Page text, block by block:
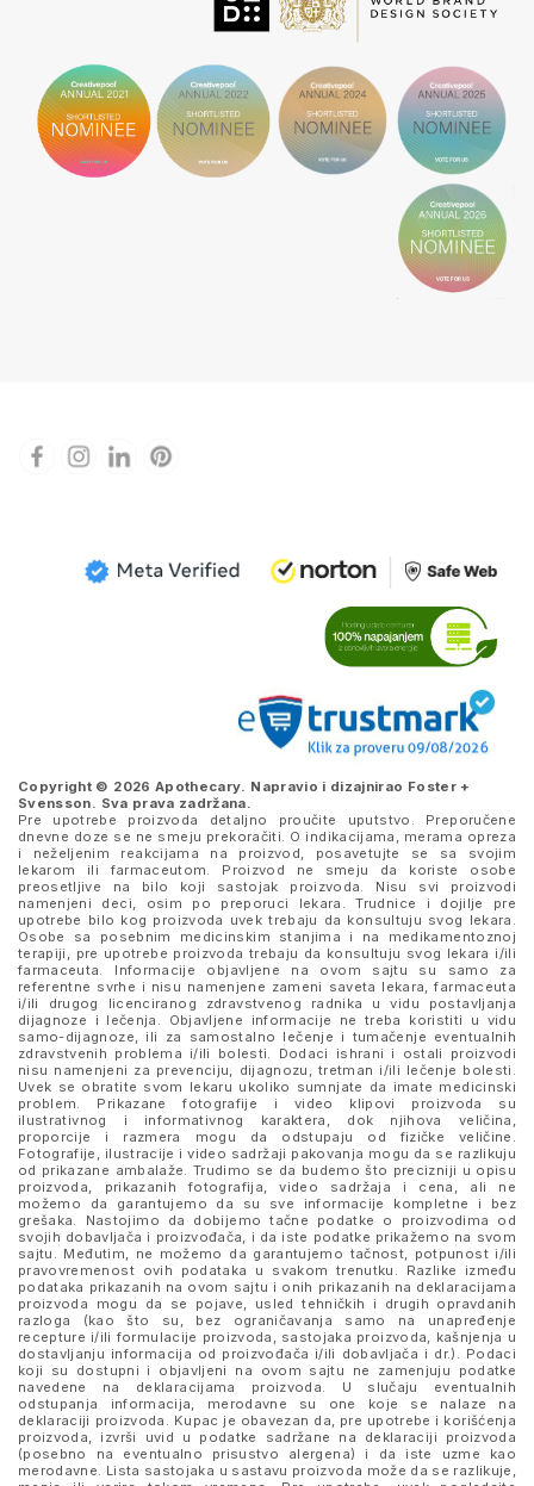
Copyright © 2026 Apothecary. Napravio i dizajnirao Foster +
Svensson. Sva prava zadržana.
Pre upotrebe proizvoda detaljno proučite uputstvo. Preporučene
dnevne doze se ne smeju prekoračiti. O indikacijama, merama opreza
i neželjenim reakcijama na proizvod, posavetujte se sa svojim
lekarom ili farmaceutom. Proizvod ne smeju da koriste osobe
preosetljive na bilo koji sastojak proizvoda. Nisu svi proizvodi
namenjeni deci, osim po preporuci lekara. Trudnice i dojilje pre
upotrebe bilo kog proizvoda uvek trebaju da konsultuju svog lekara.
Osobe sa posebnim medicinskim stanjima i na medikamentoznoj
terapiji, pre upotrebe proizvoda trebaju da konsultuju svog lekara i/ili
farmaceuta. Informacije objavljene na ovom sajtu su samo za
referentne svrhe i nisu namenjene zameni saveta lekara, farmaceuta
i/ili drugog licenciranog zdravstvenog radnika u vidu postavljanja
dijagnoze i lečenja. Objavljene informacije ne treba koristiti u vidu
samo-dijagnoze, ili za samostalno lečenje i tumačenje eventualnih
zdravstvenih problema i/ili bolesti. Dodaci ishrani i ostali proizvodi
nisu namenjeni za prevenciju, dijagnozu, tretman i/ili lečenje bolesti.
Uvek se obratite svom lekaru ukoliko sumnjate da imate medicinski
problem. Prikazane fotografije i video klipovi proizvoda su
ilustrativnog i informativnog karaktera, dok njihova veličina,
proporcije i razmera mogu da odstupaju od fizičke veličine.
Fotografije, ilustracije i video sadržaji pakovanja mogu da se razlikuju
od prikazane ambalaže. Trudimo se da budemo što precizniji u opisu
proizvoda, prikazanih fotografija, video sadržaja i cena, ali ne
možemo da garantujemo da su sve informacije kompletne i bez
grešaka. Nastojimo da dobijemo tačne podatke o proizvodima od
svojih dobavljača i proizvođača, i da iste podatke prikažemo na svom
sajtu. Međutim, ne možemo da garantujemo tačnost, potpunost i/ili
pravovremenost ovih podataka u svakom trenutku. Razlike između
podataka prikazanih na ovom sajtu i onih prikazanih na deklaracijama
proizvoda mogu da se pojave, usled tehničkih i drugih opravdanih
razloga (kao što su, bez ograničavanja samo na unapređenje
recepture i/ili formulacije proizvoda, sastojaka proizvoda, kašnjenja u
dostavljanju informacija od proizvođača i/ili dobavljača i dr.). Podaci
koji su dostupni i objavljeni na ovom sajtu ne zamenjuju podatke
navedene na deklaracijama proizvoda. U slučaju eventualnih
odstupanja informacija, merodavne su one koje se nalaze na
deklaraciji proizvoda. Kupac je obavezan da, pre upotrebe i korišćenja
proizvoda, izvrši uvid u podatke sadržane na deklaraciji proizvoda
(posebno na eventualno prisustvo alergena) i da iste uzme kao
merodavne. Lista sastojaka u sastavu proizvoda može da se razlikuje,